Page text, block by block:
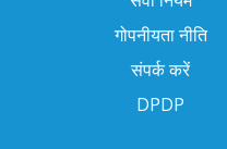
गोपनीयता नीति
संपर्क करें
DPDP